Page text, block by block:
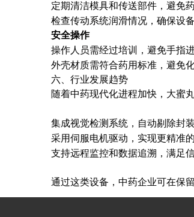
定期清洁模具和传送部件，避免
检查传动系统润滑情况，确保设备
安全操作
操作人员需经过培训，避免手指
外壳材质需符合药用标准，避免
六、行业发展趋势
随着中药现代化进程加快，大蜜
集成视觉检测系统，自动剔除封
采用伺服电机驱动，实现更精准
支持远程监控和数据追溯，满足
通过这类设备，中药企业可在保